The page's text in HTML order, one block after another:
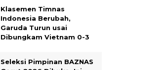
Klasemen Timnas
Indonesia Berubah,
Garuda Turun usai
Dibungkam Vietnam 0-3
Seleksi Pimpinan BAZNAS